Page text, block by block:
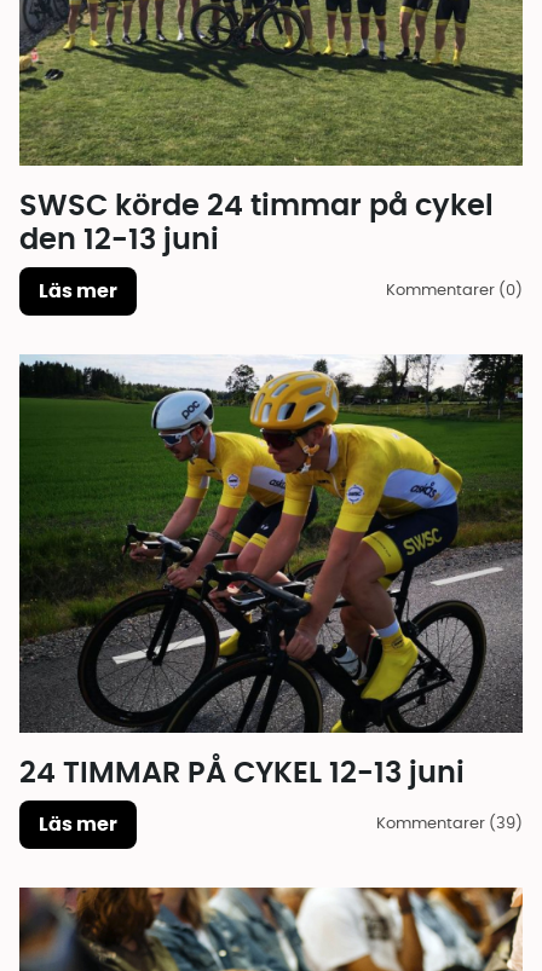
SWSC körde 24 timmar på cykel
den 12-13 juni
Läs mer Kommentarer (0)
24 TIMMAR PÅ CYKEL 12-13 juni
Läs mer Kommentarer (39)